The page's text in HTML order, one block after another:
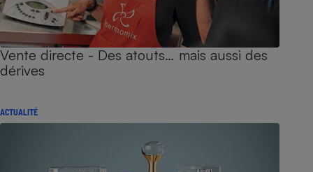
Vente directe - Des atouts… mais aussi des
dérives
ACTUALITÉ